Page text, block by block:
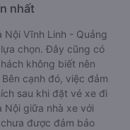
nhất
Nội Vĩnh Linh - Quảng
chọn. Đây cũng có
không biết nên
cạnh đó, việc đảm
sau khi đặt vé xe đi
Nội giữa nhà xe với
được đảm bảo